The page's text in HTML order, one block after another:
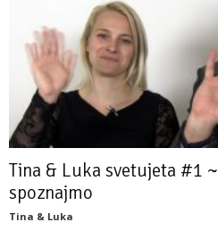
Tina & Luka svetujeta #1
spoznajmo
Tina & Luka